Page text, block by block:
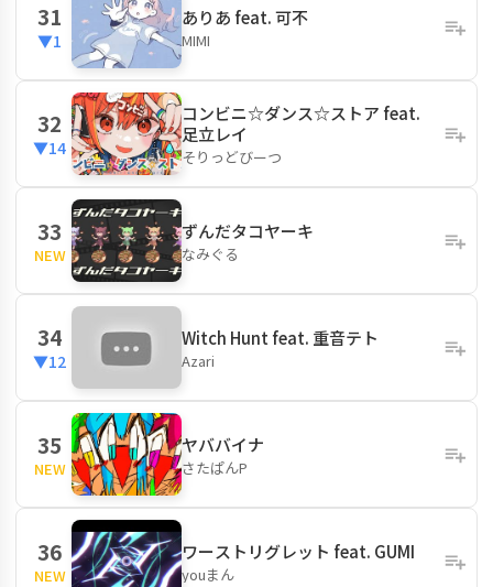
31
▼1
ありあ feat. 可不
MIMI
32
▼14
コンビニ☆ダンス☆ストア feat.
足立レイ
そりっどびーつ
33
NEW
ずんだタコヤーキ
なみぐる
34
▼12
Witch Hunt feat. 重音テト
Azari
35
NEW
ヤババイナ
さたぱんP
36
NEW
ワーストリグレット feat. GUMI
youまん